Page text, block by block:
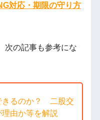
対応・期限の守り方
次の記事も参考にな
きるのか？ 二股交
由か等を解説